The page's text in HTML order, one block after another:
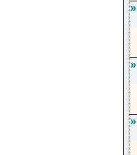
»
»
»